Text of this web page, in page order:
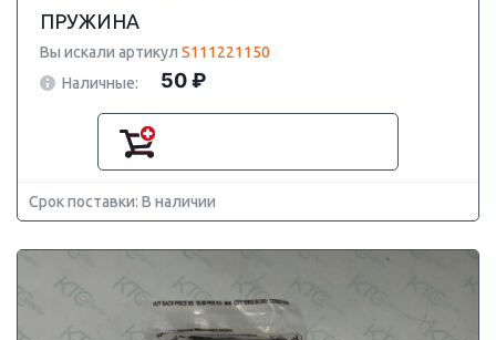
ПРУЖИНА
Вы искали артикул S111221150
Наличные:
50 ₽
Срок поставки: В наличии